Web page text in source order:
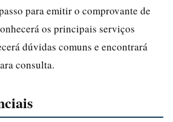
para emitir o comprovante de
os principais serviços
dúvidas comuns e encontrará
consulta.